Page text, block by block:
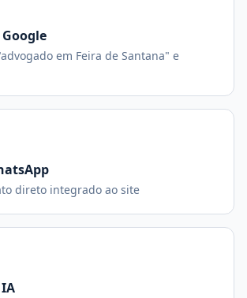
em Feira de Santana" e
direto integrado ao site